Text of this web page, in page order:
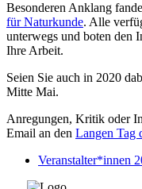
Besonderen Anklang
für Naturkunde. Alle
unterwegs und boten den
Ihre Arbeit.
Seien Sie auch in 2020
Mitte Mai.
Anregungen, Kritik oder
Email an den Langen Tag
Veranstalter*innen